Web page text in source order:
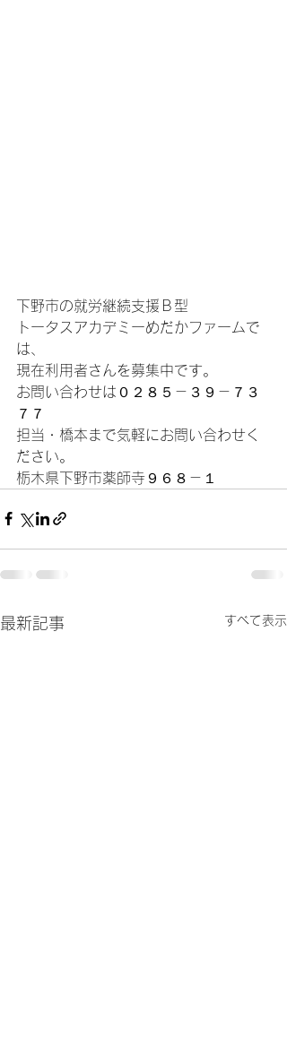
下野市の就労継続支援Ｂ型
トータスアカデミーめだかファームで
は、
現在利用者さんを募集中です。
お問い合わせは０２８５－３９－７３
７７
担当・橋本まで気軽にお問い合わせく
ださい。
栃木県下野市薬師寺９６８－１
最新記事 すべて表示